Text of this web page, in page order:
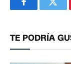
Facebook
TE PODRÍA